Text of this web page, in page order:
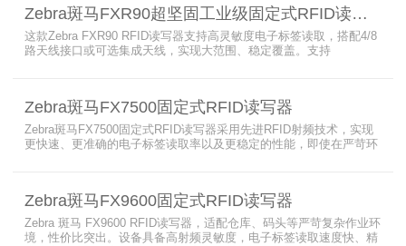
Zebra斑马FXR90超坚固工业级固定式RFID读写器
这款Zebra FXR90 RFID读写器支持高灵敏度电子标签读取，搭配4/8
路天线接口或可选集成天线，实现大范围、稳定覆盖。支持
识别能力。
Zebra斑马FX7500固定式RFID读写器
Zebra斑马FX7500固定式RFID读写器采用先进RFID射频技术，实现
更快速、更准确的电子标签读取率以及更稳定的性能，即使在严苛环
平均成本提供稳定的高性能，更高的读写器灵敏度和更强的抗干扰能
力。
Zebra斑马FX9600固定式RFID读写器
Zebra 斑马 FX9600 RFID读写器，适配仓库、码头等严苛复杂作业环
境，性价比突出。设备具备高射频灵敏度，电子标签读取速度快、精